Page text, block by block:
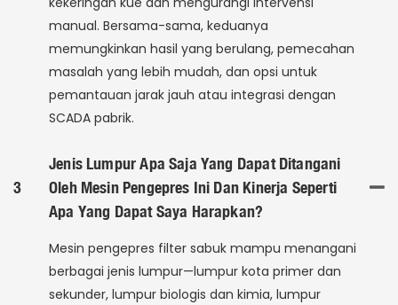
manual. Bersama-sama, keduanya
memungkinkan hasil yang berulang, pemecahan
masalah yang lebih mudah, dan opsi untuk
pemantauan jarak jauh atau integrasi dengan
SCADA pabrik.
3
Jenis Lumpur Apa Saja Yang Dapat Ditangani
Oleh Mesin Pengepres Ini Dan Kinerja Seperti
Apa Yang Dapat Saya Harapkan?
Mesin pengepres filter sabuk mampu menangani
berbagai jenis lumpur—lumpur kota primer dan
sekunder, lumpur biologis dan kimia, lumpur